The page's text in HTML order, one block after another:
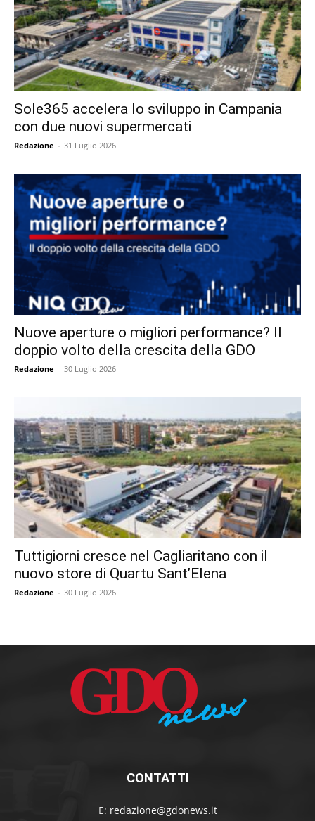
Sole365 accelera lo sviluppo in Campania
con due nuovi supermercati
Redazione - 31 Luglio 2026
Nuove aperture o migliori performance? Il
doppio volto della crescita della GDO
Redazione - 30 Luglio 2026
Tuttigiorni cresce nel Cagliaritano con il
nuovo store di Quartu Sant’Elena
Redazione - 30 Luglio 2026
CONTATTI
E: redazione@gdonews.it